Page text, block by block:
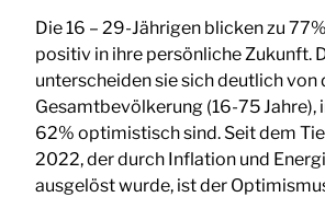
Die 16 – 29-Jährigen blicken zu
positiv in ihre persönliche Zukunft.
unterscheiden sie sich deutlich von
Gesamtbevölkerung (16-75 Jahre),
62% optimistisch sind. Seit dem
2022, der durch Inflation und
ausgelöst wurde, ist der